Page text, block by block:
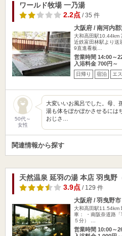
ワールド牧場 一乃湯
2.2点/ 35 件
大阪府 / 南河内
大和高田駅10.44km
近鉄富田林駅より送
9直進看板…
営業時間 14:00～
入浴料金 700円～
日帰り 宿泊 エ
50代～
女性
大変いいお風呂でした。母、
湯も体をぽかぽかさせるには
おじさ…
関連情報から探す
天然温泉 延羽の湯 本店 羽曳野
3.9点/ 129 件
大阪府 / 羽曳野市
大和高田駅11.54km
車： ・南阪奈道路
５分） …
営業時間 10:00～